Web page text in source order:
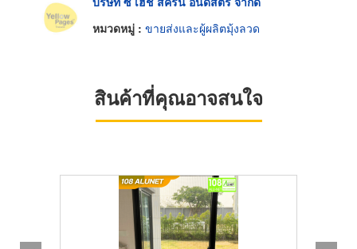
หมวดหมู่ : ขายส่งและผู้ผลิตมุ้งลวด
สินค้าที่คุณอาจสนใจ